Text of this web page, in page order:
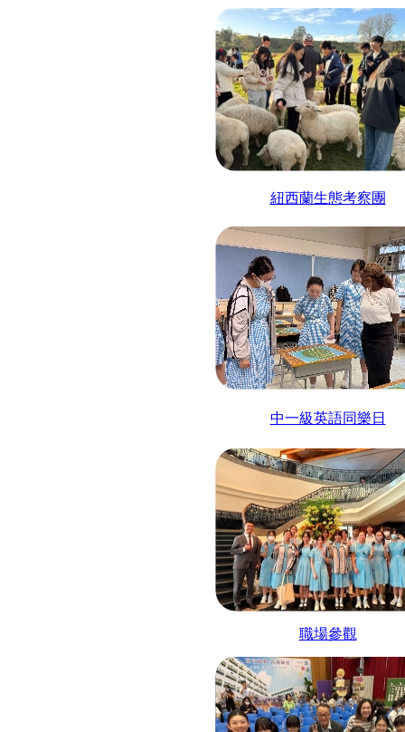
紐西蘭生態考察團
中一級英語同樂日
職場參觀